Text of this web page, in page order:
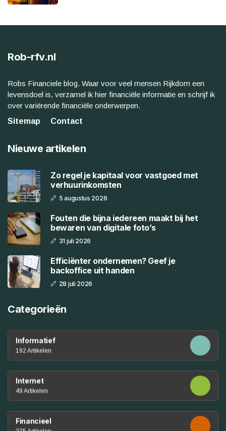
Rob-rfv.nl
Robs Financiele blog. Waar voor veel mensen Rijkdom een
levensdoel is, verzamel ik hier financiële informatie en schrijf ik
over variërende financiële onderwerpen.
Sitemap
Contact
Nieuwe artikelen
Zo regel je kapitaal voor vastgoed met
verhuurinkomsten
5 augustus 2026
Fouten die bijna iedereen maakt bij het
bewaren van digitale foto’s
31 juli 2026
Efficiënter ondernemen? Geef je
backoffice uit handen
28 juli 2026
Categorieën
Informatief
192 Artikelen
Internet
49 Artikelen
Financieel